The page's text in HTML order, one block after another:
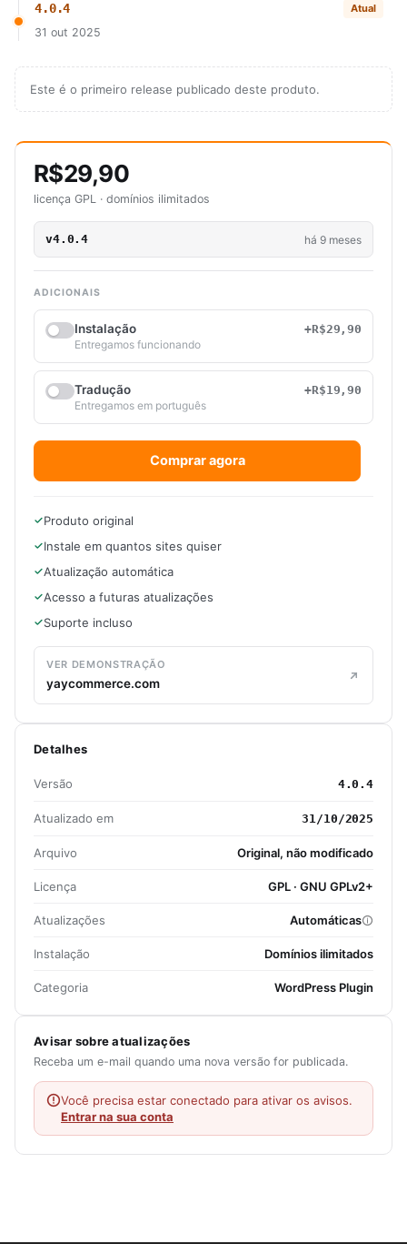
4.0.4 Atual
31 out 2025
Este é o primeiro release publicado deste produto.
R$29,90
licença GPL · domínios ilimitados
v4.0.4 há 9 meses
ADICIONAIS
Instalação
+R$29,90
Entregamos funcionando
Tradução
+R$19,90
Entregamos em português
Comprar agora
Produto original
Instale em quantos sites quiser
Atualização automática
Acesso a futuras atualizações
Suporte incluso
VER DEMONSTRAÇÃO
yaycommerce.com
Detalhes
Versão 4.0.4
Atualizado em 31/10/2025
Arquivo Original, não modificado
Licença GPL · GNU GPLv2+
Atualizações Automáticas
Instalação Domínios ilimitados
Categoria WordPress Plugin
Avisar sobre atualizações
Receba um e-mail quando uma nova versão for publicada.
Você precisa estar conectado para ativar os avisos.
Entrar na sua conta